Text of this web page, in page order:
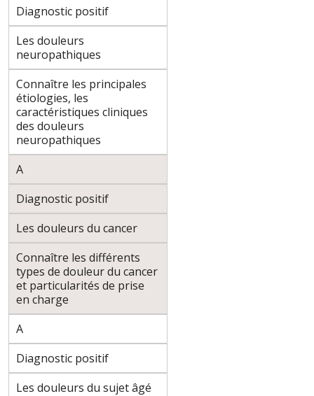
Diagnostic positif
Les douleurs
neuropathiques
Connaître les principales
étiologies, les
caractéristiques cliniques
des douleurs
neuropathiques
A
Diagnostic positif
Les douleurs du cancer
Connaître les différents
types de douleur du cancer
et particularités de prise
en charge
A
Diagnostic positif
Les douleurs du sujet âgé